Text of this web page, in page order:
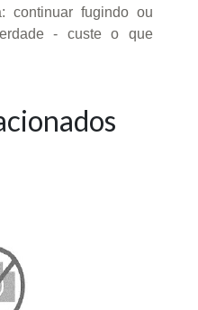
continuar fugindo ou
- custe o que